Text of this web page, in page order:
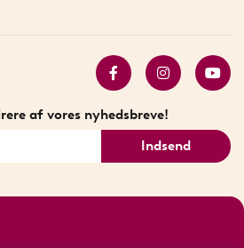
smarte produkter
af vores nyhedsbreve!
Indsend